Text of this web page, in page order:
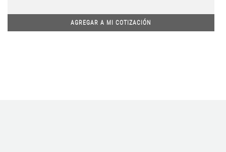
AGREGAR A MI COTIZACIÓN